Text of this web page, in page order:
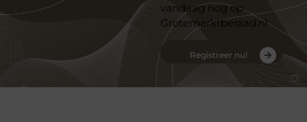
vandaag nog op
Grotemarktberaad.nl
Registreer nu!